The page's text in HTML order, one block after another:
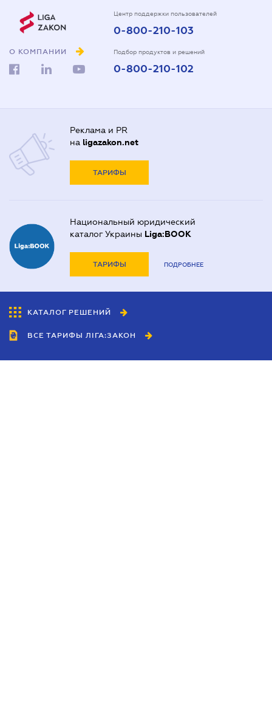
О КОМПАНИИ
Центр поддержки пользователей
0-800-210-103
Подбор продуктов и решений
0-800-210-102
Реклама и PR
на ligazakon.net
ТАРИФЫ
Национальный юридический
каталог Украины Liga:BOOK
ТАРИФЫ ПОДРОБНЕЕ
КАТАЛОГ РЕШЕНИЙ
ВСЕ ТАРИФЫ ЛІГА:ЗАКОН